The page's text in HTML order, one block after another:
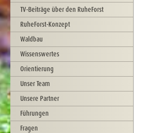
TV-Beiträge über den RuheForst
RuheForst-Konzept
Waldbau
Wissenswertes
Orientierung
Unser Team
Unsere Partner
Führungen
Fragen